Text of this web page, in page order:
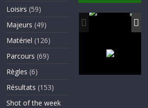
Loisirs (59)
Majeurs (49)
Matériel (126)
Parcours (69)
Règles (6)
Résultats (153)
Shot of the week